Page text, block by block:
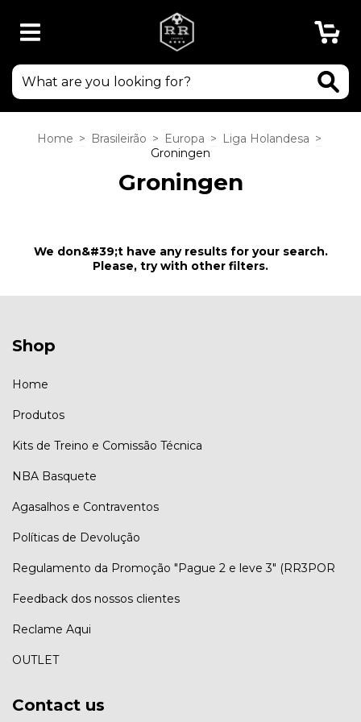
Home > Brasileirão > Europa > Liga Holandesa >
Groningen
Groningen
We don&#39;t have any results for your search.
Please, try with other filters.
Shop
Home
Produtos
Kits de Treino e Comissão Técnica
NBA Basquete
Agasalhos e Contraventos
Políticas de Devolução
Regulamento da Promoção "Pague 2 e leve 3" (RR3POR
Feedback dos nossos clientes
Reclame Aqui
OUTLET
Contact us